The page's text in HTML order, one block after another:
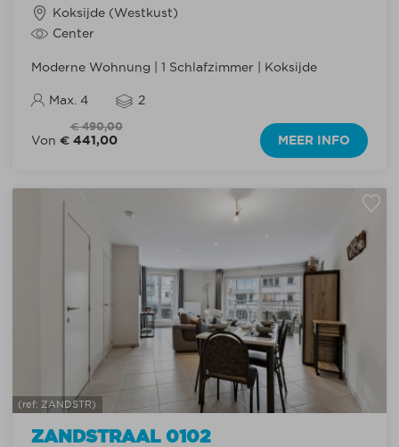
Koksijde (Westkust)
Center
Moderne Wohnung | 1 Schlafzimmer | Koksijde
Max. 4 2
€ 490,00
Von € 441,00 MEER INFO
ZANDSTRAAL 0102
(ref: ZANDSTR)